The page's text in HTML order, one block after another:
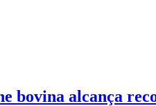
bovina alcança